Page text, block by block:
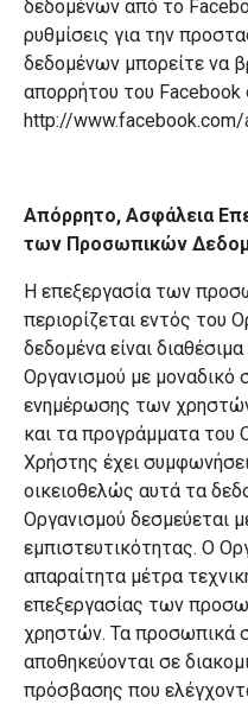
δεδομένων από το
ρυθμίσεις για την
δεδομένων μπορείτε να
απορρήτου του Facebook
http://
Απόρρητο, Ασφάλεια
των Προσωπικών
Η επεξεργασία των
περιορίζεται εντός του
δεδομένα είναι
Οργανισμού με μοναδικό
ενημέρωσης των
και τα προγράμματα του
Χρήστης έχει
οικειοθελώς αυτά τα
Οργανισμού δεσμεύεται
εμπιστευτικότητας. Ο
απαραίτητα μέτρα
επεξεργασίας των
χρηστών. Τα προσωπικά
αποθηκεύονται σε
πρόσβασης που